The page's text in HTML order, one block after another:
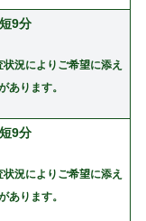
9分
況によりご希望に添え
あります。
9分
況によりご希望に添え
あります。